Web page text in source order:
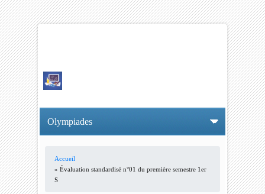
VOUS ÊTES ICI
Accueil
» Évaluation standardisé n°01 du première semestre 1er
S